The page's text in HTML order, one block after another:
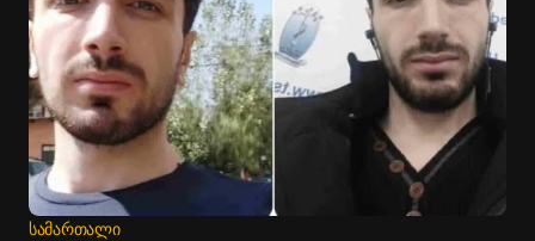
ᲡᲐᲛᲐᲠᲗᲐᲚᲘ